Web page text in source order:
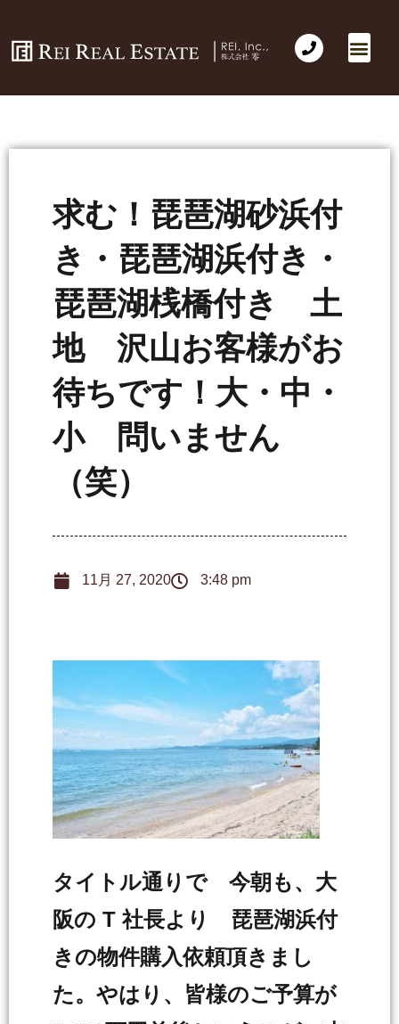
求む！琵琶湖砂浜付
き・琵琶湖浜付き・
琵琶湖桟橋付き 土
地 沢山お客様がお
待ちです！大・中・
小 問いません
（笑）
11月 27, 2020 3:48 pm
タイトル通りで 今朝も、大
阪の T 社長より 琵琶湖浜付
きの物件購入依頼頂きまし
た。やはり、皆様のご予算が